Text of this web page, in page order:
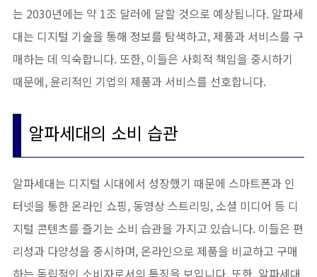
는 2030년에는 약 1조 달러에 달할 것으로 예상됩니다. 알파세
대는 디지털 기술을 통해 정보를 탐색하고, 제품과 서비스를 구
매하는 데 익숙합니다. 또한, 이들은 사회적 책임을 중시하기
때문에, 윤리적인 기업의 제품과 서비스를 선호합니다.
알파세대의 소비 습관
알파세대는 디지털 시대에서 성장했기 때문에 스마트폰과 인
터넷을 통한 온라인 쇼핑, 동영상 스트리밍, 소셜 미디어 등 디
지털 콘텐츠를 즐기는 소비 습관을 가지고 있습니다. 이들은 편
리성과 다양성을 중시하며, 온라인으로 제품을 비교하고 구매
하는 독립적인 소비자로서의 특징을 보입니다. 또한, 알파세대